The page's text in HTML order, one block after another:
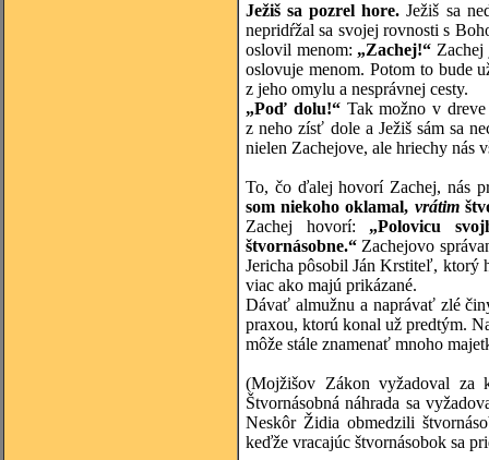
Ježiš sa pozrel hore. Ježiš sa
nepridŕžal sa svojej rovnosti s
oslovil menom: „Zachej!“
oslovuje menom. Potom to bude
z jeho omylu a nesprávnej cesty.
„Poď dolu!“Tak možno v dreve
z neho zísť dole a Ježiš sám sa
nielen Zachejove, ale hriechy nás
To, čo ďalej hovorí Zachej, nás
som niekoho oklamal, vrátim
Zachej hovorí: „Polovicu
štvornásobne.“ Zachejovo
Jericha pôsobil Ján Krstiteľ, ktorý
viac ako majú prikázané.
Dávať almužnu a naprávať zlé
praxou, ktorú konal už predtým.
môže stále znamenať mnoho
(Mojžišov Zákon vyžadoval za
Štvornásobná náhrada sa
Neskôr Židia obmedzili
keďže vracajúc štvornásobok sa